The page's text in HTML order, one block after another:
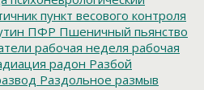
пункт весового контроля
ПФР Пшеничный пьянство
рабочая неделя рабочая
радон Разбой
Раздольное размыв